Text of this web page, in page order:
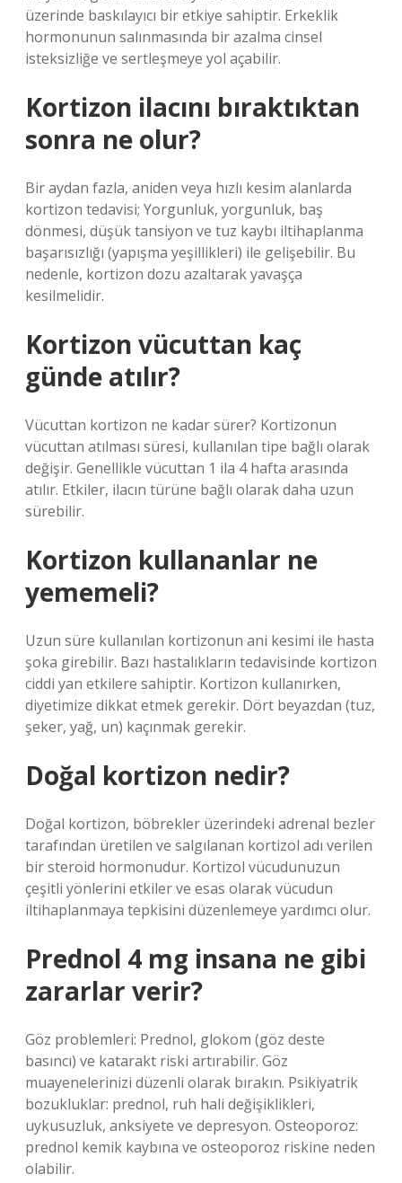
üzerinde baskılayıcı bir etkiye sahiptir. Erkeklik
hormonunun salınmasında bir azalma cinsel
isteksizliğe ve sertleşmeye yol açabilir.
Kortizon ilacını bıraktıktan
sonra ne olur?
Bir aydan fazla, aniden veya hızlı kesim alanlarda
kortizon tedavisi; Yorgunluk, yorgunluk, baş
dönmesi, düşük tansiyon ve tuz kaybı iltihaplanma
başarısızlığı (yapışma yeşillikleri) ile gelişebilir. Bu
nedenle, kortizon dozu azaltarak yavaşça
kesilmelidir.
Kortizon vücuttan kaç
günde atılır?
Vücuttan kortizon ne kadar sürer? Kortizonun
vücuttan atılması süresi, kullanılan tipe bağlı olarak
değişir. Genellikle vücuttan 1 ila 4 hafta arasında
atılır. Etkiler, ilacın türüne bağlı olarak daha uzun
sürebilir.
Kortizon kullananlar ne
yememeli?
Uzun süre kullanılan kortizonun ani kesimi ile hasta
şoka girebilir. Bazı hastalıkların tedavisinde kortizon
ciddi yan etkilere sahiptir. Kortizon kullanırken,
diyetimize dikkat etmek gerekir. Dört beyazdan (tuz,
şeker, yağ, un) kaçınmak gerekir.
Doğal kortizon nedir?
Doğal kortizon, böbrekler üzerindeki adrenal bezler
tarafından üretilen ve salgılanan kortizol adı verilen
bir steroid hormonudur. Kortizol vücudunuzun
çeşitli yönlerini etkiler ve esas olarak vücudun
iltihaplanmaya tepkisini düzenlemeye yardımcı olur.
Prednol 4 mg insana ne gibi
zararlar verir?
Göz problemleri: Prednol, glokom (göz deste
basıncı) ve katarakt riski artırabilir. Göz
muayenelerinizi düzenli olarak bırakın. Psikiyatrik
bozukluklar: prednol, ruh hali değişiklikleri,
uykusuzluk, anksiyete ve depresyon. Osteoporoz:
prednol kemik kaybına ve osteoporoz riskine neden
olabilir.